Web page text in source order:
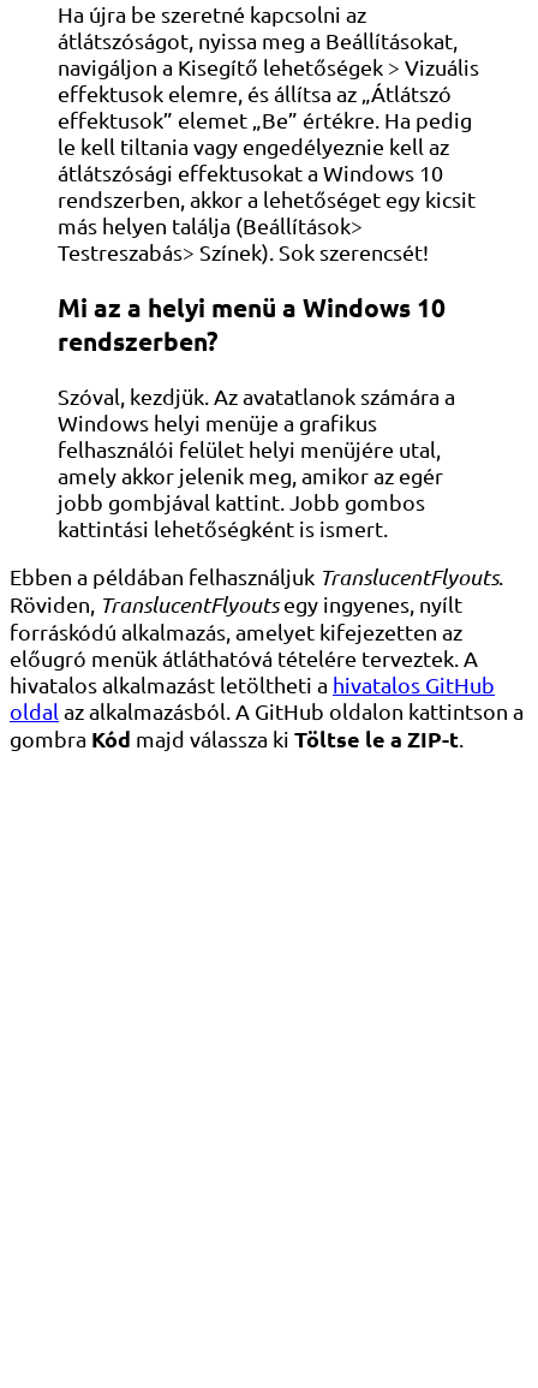
Ha újra be szeretné kapcsolni az
átlátszóságot, nyissa meg a Beállításokat,
navigáljon a Kisegítő lehetőségek > Vizuális
effektusok elemre, és állítsa az „Átlátszó
effektusok” elemet „Be” értékre. Ha pedig
le kell tiltania vagy engedélyeznie kell az
átlátszósági effektusokat a Windows 10
rendszerben, akkor a lehetőséget egy kicsit
más helyen találja (Beállítások>
Testreszabás> Színek). Sok szerencsét!
Mi az a helyi menü a Windows 10
rendszerben?
Szóval, kezdjük. Az avatatlanok számára a
Windows helyi menüje a grafikus
felhasználói felület helyi menüjére utal,
amely akkor jelenik meg, amikor az egér
jobb gombjával kattint. Jobb gombos
kattintási lehetőségként is ismert.
Ebben a példában felhasználjuk TranslucentFlyouts.
Röviden, TranslucentFlyoutsegy ingyenes, nyílt
forráskódú alkalmazás, amelyet kifejezetten az
előugró menük átláthatóvá tételére terveztek. A
hivatalos alkalmazást letöltheti a hivatalos GitHub
oldal az alkalmazásból. A GitHub oldalon kattintson a
gombra Kód majd válassza ki Töltse le a ZIP-t.